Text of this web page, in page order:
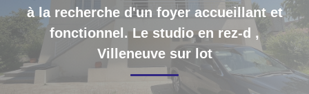
Estimer Vendre
Estimation En Ligne Gratuite
Biens Vendus
à la recherche d'un foyer accueillant et
fonctionnel. Le studio en rez-d ,
Villeneuve sur lot